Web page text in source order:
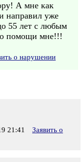
А мне как
направил уже
55 лет с любым
помощи мне!!!
о нарушении
21:41
Заявить о